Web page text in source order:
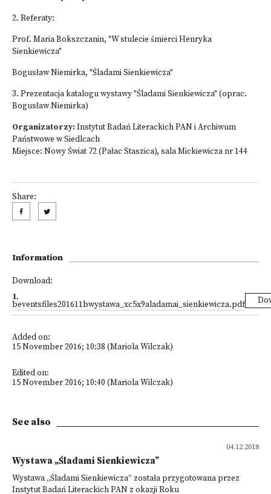
2. Referaty:
Prof. Maria Bokszczanin, "W stulecie śmierci Henryka
Sienkiewicza"
Bogusław Niemirka, "Śladami Sienkiewicza"
3. Prezentacja katalogu wystawy "Śladami Sienkiewicza" (oprac.
Bogusław Niemirka)
Organizatorzy:Instytut Badań Literackich PAN i Archiwum
Państwowe w Siedlcach
Miejsce: Nowy Świat 72 (Pałac Staszica), sala Mickiewicza nr 144
Share:
Information
Download:
1.
beventsfiles201611bwystawa_xc5x9aladamai_sienkiewicza.pdf
Added on:
15 November 2016; 10:38 (Mariola Wilczak)
Edited on:
15 November 2016; 10:40 (Mariola Wilczak)
See also
04.12.2018
Wystawa „Śladami Sienkiewicza”
Wystawa „Śladami Sienkiewicza” została przygotowana przez
Instytut Badań Literackich PAN z okazji Roku